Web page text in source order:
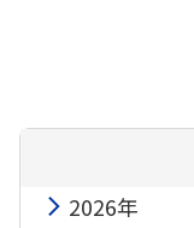
2026年